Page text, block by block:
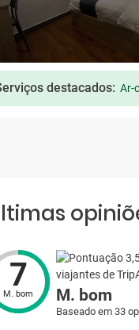
destacados: Ar-
7
M. bom M. bom
Baseado em 33